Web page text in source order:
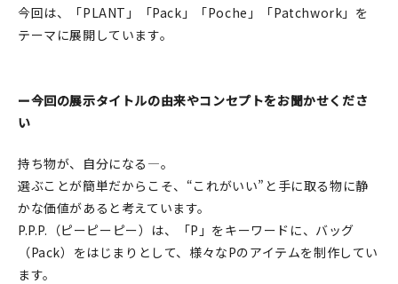
台湾グッズ
おすすめ特集
読みもの
イベント・ワークショップ
今回は、「PLANT」「Pack」「Poche」「Patchwork」を
テーマに展開しています。
ー今回の展示タイトルの由来やコンセプトをお聞かせくださ
い
持ち物が、自分になる—。
選ぶことが簡単だからこそ、“これがいい”と手に取る物に静
かな価値があると考えています。
P.P.P.（ピーピーピー）は、「P」をキーワードに、バッグ
（Pack）をはじまりとして、様々なPのアイテムを制作してい
ます。